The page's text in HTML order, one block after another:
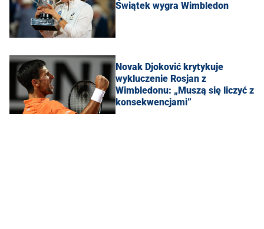
Świątek wygra Wimbledon
Novak Djoković krytykuje
wykluczenie Rosjan z
Wimbledonu: „Muszą się liczyć z
konsekwencjami”